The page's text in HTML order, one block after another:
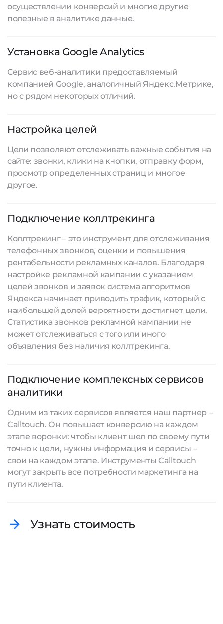
осуществлении конверсий и многие другие
полезные в аналитике данные.
Установка Google Analytics
Сервис веб-аналитики предоставляемый
компанией Google, аналогичный Яндекс.Метрике,
но с рядом некоторых отличий.
Настройка целей
Цели позволяют отслеживать важные события на
сайте: звонки, клики на кнопки, отправку форм,
просмотр определенных страниц и многое
другое.
Подключение коллтрекинга
Коллтрекинг – это инструмент для отслеживания
телефонных звонков, оценки и повышения
рентабельности рекламных каналов. Благодаря
настройке рекламной кампании с указанием
целей звонков и заявок система алгоритмов
Яндекса начинает приводить трафик, который с
наибольшей долей вероятности достигнет цели.
Статистика звонков рекламной кампании не
может отслеживаться с того или иного
объявления без наличия коллтрекинга.
Подключение комплексных сервисов
аналитики
Одним из таких сервисов является наш партнер –
Calltouch. Он повышает конверсию на каждом
этапе воронки: чтобы клиент шел по своему пути
точно к цели, нужны информация и сервисы –
свои на каждом этапе. Инструменты Calltouch
могут закрыть все потребности маркетинга на
пути клиента.
Узнать стоимость